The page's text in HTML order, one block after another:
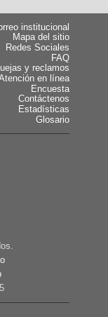
institucional
Mapa del sitio
Redes Sociales
FAQ
y reclamos
en línea
Encuesta
Contáctenos
Estadísticas
Glosario